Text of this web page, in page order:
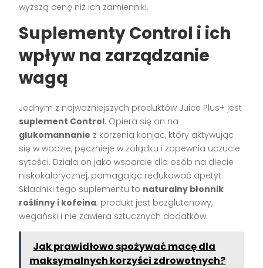
wyższą cenę niż ich zamienniki.
Suplementy Control i ich
wpływ na zarządzanie
wagą
Jednym z najważniejszych produktów Juice Plus+ jest
suplement Control. Opiera się on na
glukomannanie z korzenia konjac, który aktywując
się w wodzie, pęcznieje w żołądku i zapewnia uczucie
sytości. Działa on jako wsparcie dla osób na diecie
niskokalorycznej, pomagając redukować apetyt.
Składniki tego suplementu to naturalny błonnik
roślinny i kofeina; produkt jest bezglutenowy,
wegański i nie zawiera sztucznych dodatków.
Jak prawidłowo spożywać macę dla
maksymalnych korzyści zdrowotnych?